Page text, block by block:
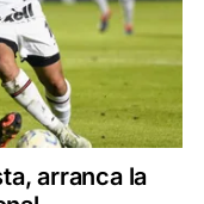
arranca la